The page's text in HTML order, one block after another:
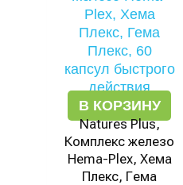
В КОРЗИНУ
Natures Plus,
Комплекс железо
Hema-Plex, Хема
Плекс, Гема